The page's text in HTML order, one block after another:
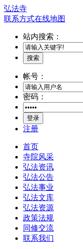
弘法寺
联系方式在线地图
站内搜索：
搜索
帐号：
密码：
登录
注册
首页
寺院风采
弘法资讯
弘法公告
弘法事业
弘法文库
弘法资源
政策法规
同修交流
联系我们